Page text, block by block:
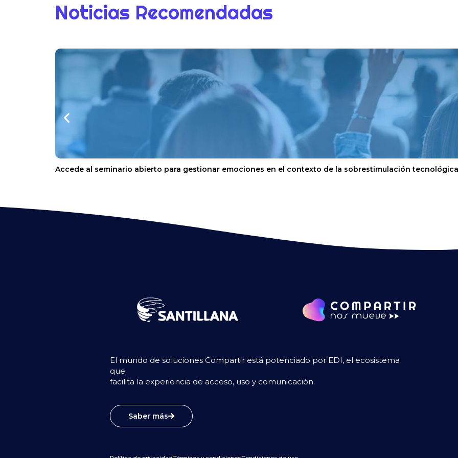
Noticias Recomendadas
Accede al seminario abierto para gestionar emociones en el contexto de la sobrestimulación tecnológica
El mundo de soluciones Compartir está potenciado por EDI, el ecosistema
que
facilita la experiencia de acceso, uso y comunicación.
Saber más